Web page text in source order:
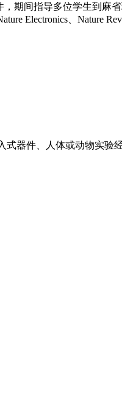
期间指导多位学生到麻
Electronics、Nature
器件、人体或动物实验